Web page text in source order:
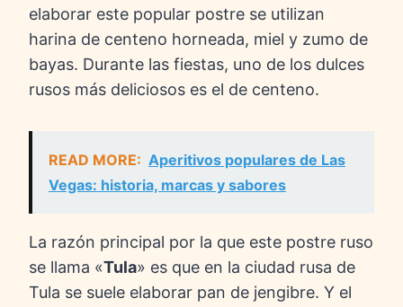
elaborar este popular postre se utilizan
harina de centeno horneada, miel y zumo de
bayas. Durante las fiestas, uno de los dulces
rusos más deliciosos es el de centeno.
READ MORE: Aperitivos populares de Las
Vegas: historia, marcas y sabores
La razón principal por la que este postre ruso
se llama «Tula» es que en la ciudad rusa de
Tula se suele elaborar pan de jengibre. Y el